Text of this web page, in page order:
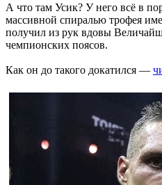
А что там Усик? У него всё в
массивной спиралью трофея
получил из рук вдовы
чемпионских поясов.
Как он до такого докатился —